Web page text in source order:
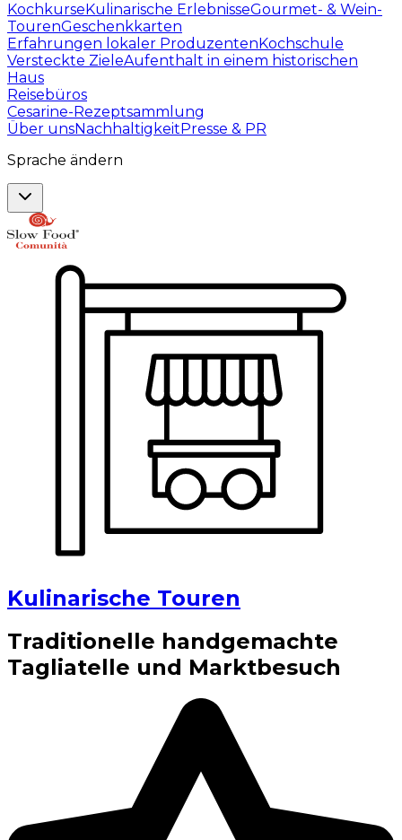
KochkurseKulinarische ErlebnisseGourmet- & Wein-
TourenGeschenkkarten
Erfahrungen lokaler ProduzentenKochschule
Versteckte ZieleAufenthalt in einem historischen
Haus
Reisebüros
Cesarine-Rezeptsammlung
Über unsNachhaltigkeitPresse & PR
Sprache ändern
Kulinarische Touren
Traditionelle handgemachte
Tagliatelle und Marktbesuch